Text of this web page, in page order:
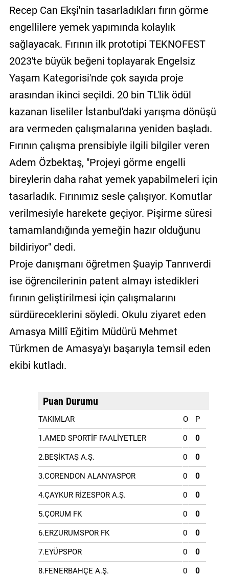
Recep Can Ekşi'nin tasarladıkları fırın görme
engellilere yemek yapımında kolaylık
sağlayacak. Fırının ilk prototipi TEKNOFEST
2023'te büyük beğeni toplayarak Engelsiz
Yaşam Kategorisi'nde çok sayıda proje
arasından ikinci seçildi. 20 bin TL'lik ödül
kazanan liseliler İstanbul'daki yarışma dönüşü
ara vermeden çalışmalarına yeniden başladı.
Fırının çalışma prensibiyle ilgili bilgiler veren
Adem Özbektaş, "Projeyi görme engelli
bireylerin daha rahat yemek yapabilmeleri için
tasarladık. Fırınımız sesle çalışıyor. Komutlar
verilmesiyle harekete geçiyor. Pişirme süresi
tamamlandığında yemeğin hazır olduğunu
bildiriyor" dedi.
Proje danışmanı öğretmen Şuayip Tanrıverdi
ise öğrencilerinin patent almayı istedikleri
fırının geliştirilmesi için çalışmalarını
sürdüreceklerini söyledi. Okulu ziyaret eden
Amasya Millî Eğitim Müdürü Mehmet
Türkmen de Amasya'yı başarıyla temsil eden
ekibi kutladı.
Puan Durumu
TAKIMLAR O P
1.AMED SPORTİF FAALİYETLER 0 0
2.BEŞİKTAŞ A.Ş. 0 0
3.CORENDON ALANYASPOR 0 0
4.ÇAYKUR RİZESPOR A.Ş. 0 0
5.ÇORUM FK 0 0
6.ERZURUMSPOR FK 0 0
7.EYÜPSPOR 0 0
8.FENERBAHÇE A.Ş. 0 0